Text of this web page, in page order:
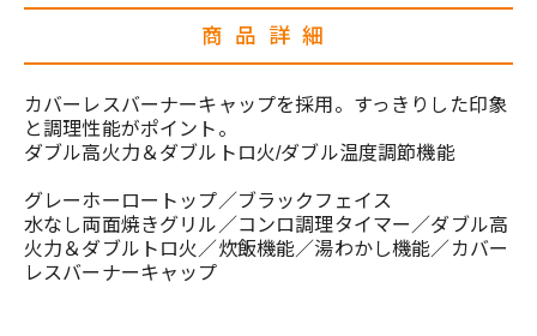
商品詳細
カバーレスバーナーキャップを採用。すっきりした印象
と調理性能がポイント。
ダブル高火力＆ダブルトロ火/ダブル温度調節機能
グレーホーロートップ／ブラックフェイス
水なし両面焼きグリル／コンロ調理タイマー／ダブル高
火力＆ダブルトロ火／炊飯機能／湯わかし機能／カバー
レスバーナーキャップ